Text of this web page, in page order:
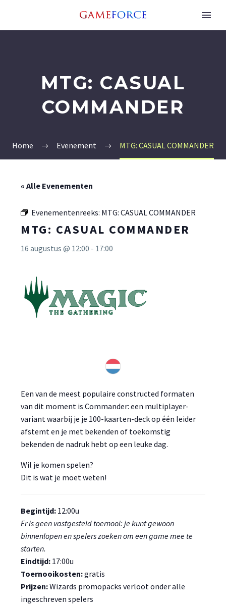
MTG: CASUAL
COMMANDER
Home Evenement MTG: CASUAL COMMANDER
« Alle Evenementen
Evenementenreeks: MTG: CASUAL COMMANDER
MTG: CASUAL COMMANDER
16 augustus @ 12:00 - 17:00
Een van de meest populaire constructed formaten
van dit moment is Commander: een multiplayer-
variant waarbij je je 100-kaarten-deck op één leider
afstemt en je met bekenden of toekomstig
bekenden de nadruk hebt op een leuke dag.
Wil je komen spelen?
Dit is wat je moet weten!
Begintijd: 12:00u
Er is geen vastgesteld toernooi: je kunt gewoon
binnenlopen en spelers zoeken om een game mee te
starten.
Eindtijd: 17:00u
Toernooikosten:gratis
Prijzen:Wizards promopacks verloot onder alle
ingeschreven spelers